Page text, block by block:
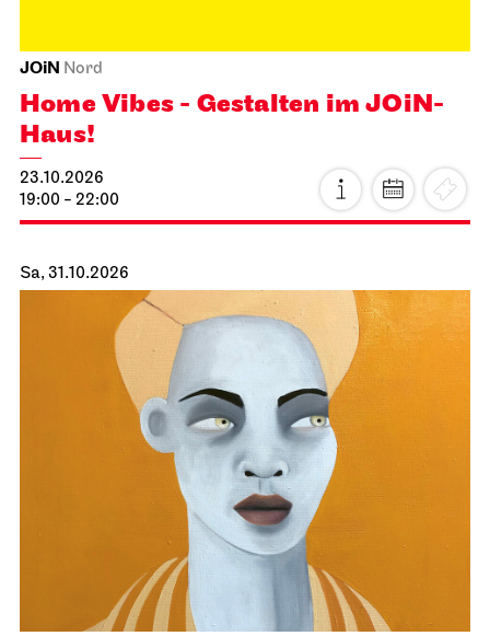
JOiN Nord
Home Vibes - Gestalten im JOiN-
Haus!
23.10.2026
19:00 - 22:00
Sa, 31.10.2026